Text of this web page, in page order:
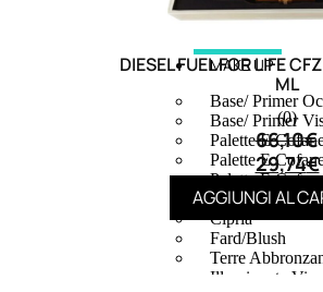
MAKE UP
Base/ Primer
Base/ Primer
Palette E
Palette E
Palette E
Fondotinta
Cipria
Fard/Blush
Terre
Illuminante Viso
DIESEL FUEL FOR LIFE
ML
(0)
66,10€
29,74€
AGGIUNGI AL